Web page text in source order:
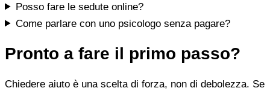
Posso fare le sedute online?
Come parlare con uno psicologo senza pagare?
Pronto a fare il primo passo?
Chiedere aiuto è una scelta di forza, non di debolezza. Se